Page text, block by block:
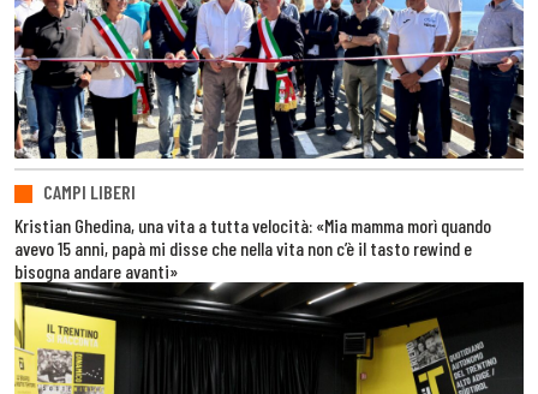
CAMPI LIBERI
Kristian Ghedina, una vita a tutta velocità: «Mia mamma morì quando
avevo 15 anni, papà mi disse che nella vita non c’è il tasto rewind e
bisogna andare avanti»